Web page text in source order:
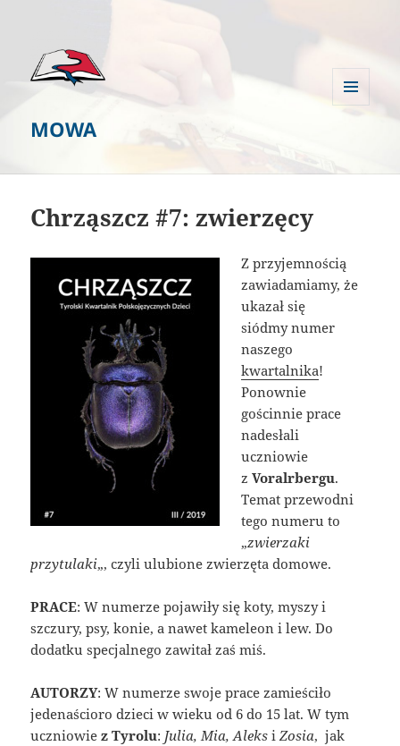
MOWA
Chrząszcz #7: zwierzęcy
Z przyjemnością
zawiadamiamy, że
ukazał się
siódmy numer
naszego
kwartalnika!
Ponownie
gościnnie prace
nadesłali
uczniowie
zVoralrbergu.
Temat przewodni
tego numeru to
„zwierzaki
przytulaki„, czyli ulubione zwierzęta domowe.
PRACE: W numerze pojawiły się koty, myszy i
szczury, psy, konie, a nawet kameleon i lew. Do
dodatku specjalnego zawitał zaś miś.
AUTORZY: W numerze swoje prace zamieściło
jedenaścioro dzieci w wieku od 6 do 15 lat. W tym
uczniowiez Tyrolu: Julia, Mia, AleksiZosia, jak